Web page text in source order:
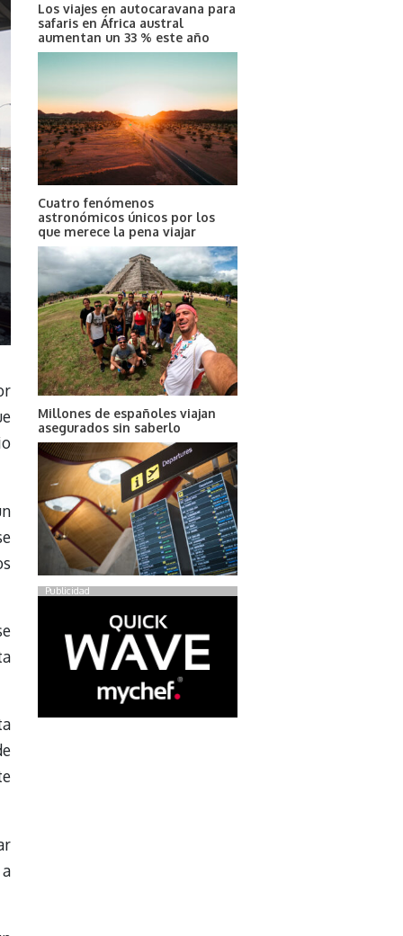
Los viajes en autocaravana para
safaris en África austral
aumentan un 33 % este año
Cuatro fenómenos
astronómicos únicos por los
que merece la pena viajar
Millones de españoles viajan
asegurados sin saberlo
Publicidad